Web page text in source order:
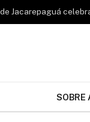
SOBRE